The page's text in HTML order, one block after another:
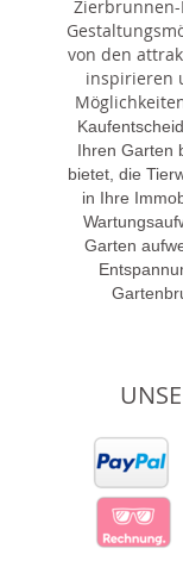
von den
inspirieren
Ihren Garten
bietet, die
in Ihre
Garten